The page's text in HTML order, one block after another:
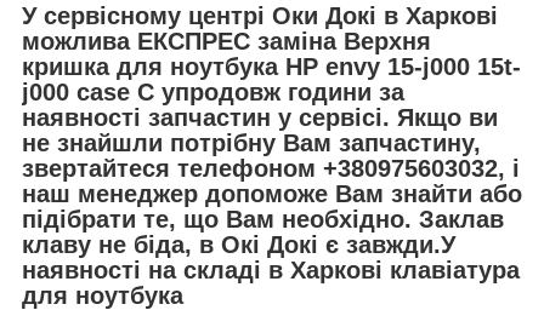
У сервісному центрі Оки Докі в Харкові
можлива ЕКСПРЕС заміна Верхня
кришка для ноутбука HP envy 15-j000 15t-
j000 case C упродовж години за
наявності запчастин у сервісі. Якщо ви
не знайшли потрібну Вам запчастину,
звертайтеся телефоном +380975603032, і
наш менеджер допоможе Вам знайти або
підібрати те, що Вам необхідно. Заклав
клаву не біда, в Окі Докі є завжди.У
наявності на складі в Харкові клавіатура
для ноутбука